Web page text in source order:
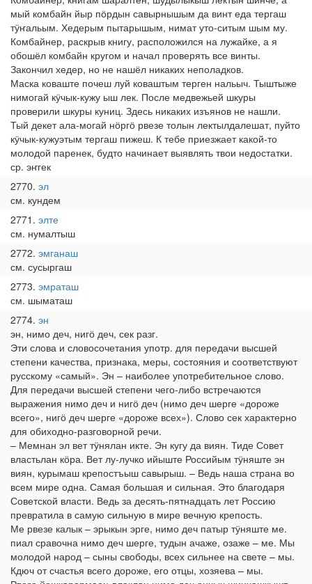
мый комбайн йыр пӧрдын савырнышым да винт еда тергаш
тӱҥальым. Хедерым пытарышым, нимат уто-ситым шым му.
Комбайнер, раскрыв книгу, расположился на лужайке, а я
обошёл комбайн кругом и начал проверять все винты.
Закончил хедер, но не нашёл никаких неполадков.
Маска коваште почеш луй коваштым терген нальыч. Тыштыже
нимогай кӱчык-кужу ыш лек. После медвежьей шкуры
проверили шкуры куниц. Здесь никаких изъянов не нашли.
Тый декет ала-могай нӧргӧ рвезе толын лектылдалешат, пуйто
кӱчык-кужуэтым тергаш пижеш. К тебе приезжает какой-то
молодой паренек, будто начинает выявлять твои недостатки.
ср. эҥгек
2770 эл
см. кундем
2771 элте
см. нумалтыш
2772 эмганаш
см. сусыргаш
2773 эмраташ
см. шыматаш
2774 эн
эн, нимо деч, нигӧ деч, сек разг.
Эти слова и словосочетания употр. для передачи высшей
степени качества, признака, меры, состояния и соответствуют
русскому «самый». Эн – наиболее употребительное слово.
Для передачи высшей степени чего-либо встречаются
выражения нимо деч и нигӧ деч (нимо деч шерге «дороже
всего», нигӧ деч шерге «дороже всех»). Слово сек характерно
для обиходно-разговорной речи.
– Мемнан эл вет тӱнялан икте. Эн кугу да виян. Тиде Совет
властьлан кӧра. Вет лу-лучко ийыште Российым тӱняште эн
виян, курымаш крепостъыш савырыш. – Ведь наша страна во
всем мире одна. Самая большая и сильная. Это благодаря
Советской власти. Ведь за десять-пятнадцать лет Россию
превратила в самую сильную в мире вечную крепость.
Ме рвезе калык – эрыкын эрге, нимо деч патыр тӱняште ме.
пиал сравочна нимо деч шерге, тудын ачаже, озаже – ме. Мы
молодой народ – сыны свободы, всех сильнее на свете – мы.
Кдюч от счастья всего дороже, его отцы, хозяева – мы.